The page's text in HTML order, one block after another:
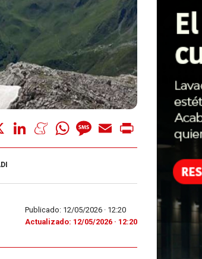
LinkedInMeneameWhatsAppMessage
Email
Publicado: 12/05/2026 · 12:20
Actualizado: 12/05/2026 · 12:20